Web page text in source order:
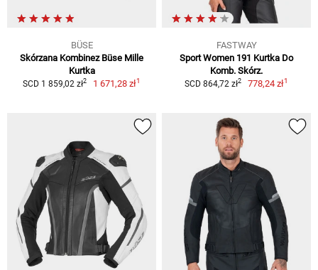
BÜSE
Skórzana Kombinez Büse Mille
Kurtka
SCD 1 859,02 zł2 1 671,28 zł1
FASTWAY
Sport Women 191 Kurtka Do
Komb. Skórz.
SCD 864,72 zł2 778,24 zł1